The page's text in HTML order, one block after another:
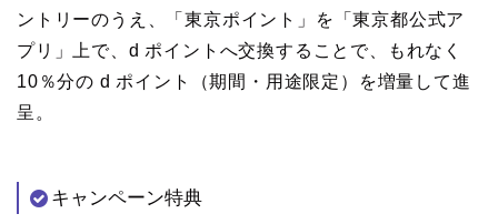
ントリーのうえ、「東京ポイント」を「東京都公式ア
プリ」上で、d ポイントへ交換することで、もれなく
10％分の d ポイント（期間・用途限定）を増量して進
呈。
キャンペーン特典